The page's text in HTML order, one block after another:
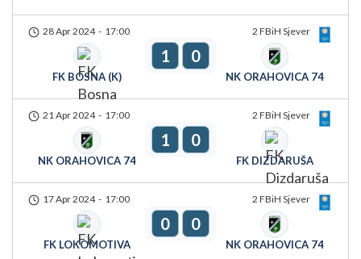
2 FBiH Sjever
28 Apr 2024 - 17:00
FK BOSNA (K)
1 0
NK ORAHOVICA 74
2 FBiH Sjever
21 Apr 2024 - 17:00
NK ORAHOVICA 74
1 0
FK DIZDARUŠA
2 FBiH Sjever
17 Apr 2024 - 17:00
FK LOKOMOTIVA
0 0
NK ORAHOVICA 74